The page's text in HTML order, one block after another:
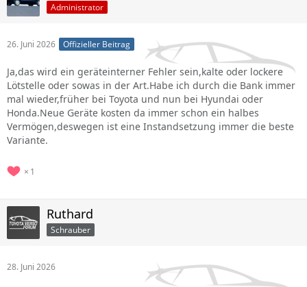
Administrator
26. Juni 2026 Offizieller Beitrag
Ja,das wird ein geräteinterner Fehler sein,kalte oder lockere
Lötstelle oder sowas in der Art.Habe ich durch die Bank immer
mal wieder,früher bei Toyota und nun bei Hyundai oder
Honda.Neue Geräte kosten da immer schon ein halbes
Vermögen,deswegen ist eine Instandsetzung immer die beste
Variante.
1
Ruthard
Schrauber
28. Juni 2026